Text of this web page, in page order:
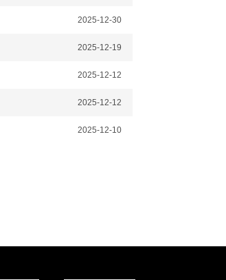
2025-12-30
2025-12-19
2025-12-12
2025-12-12
2025-12-10